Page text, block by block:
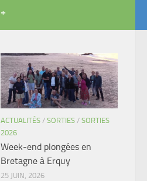
+
ACTUALITÉS / SORTIES / SORTIES
2026
Week-end plongées en
Bretagne à Erquy
25 JUIN, 2026